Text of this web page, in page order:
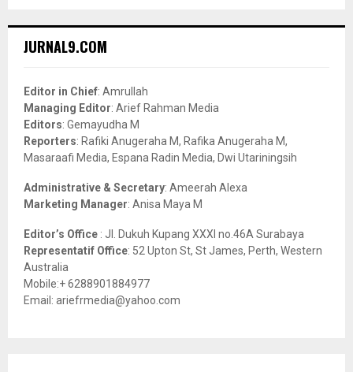
h
o
r
:
JURNAL9.COM
Editor in Chief: Amrullah
Managing Editor: Arief Rahman Media
Editors: Gemayudha M
Reporters: Rafiki Anugeraha M, Rafika Anugeraha M,
Masaraafi Media, Espana Radin Media, Dwi Utariningsih
Administrative & Secretary: Ameerah Alexa
Marketing Manager: Anisa Maya M
Editor’s Office : Jl. Dukuh Kupang XXXI no.46A Surabaya
Representatif Office: 52 Upton St, St James, Perth, Western
Australia
Mobile:+ 6288901884977
Email: ariefrmedia@yahoo.com